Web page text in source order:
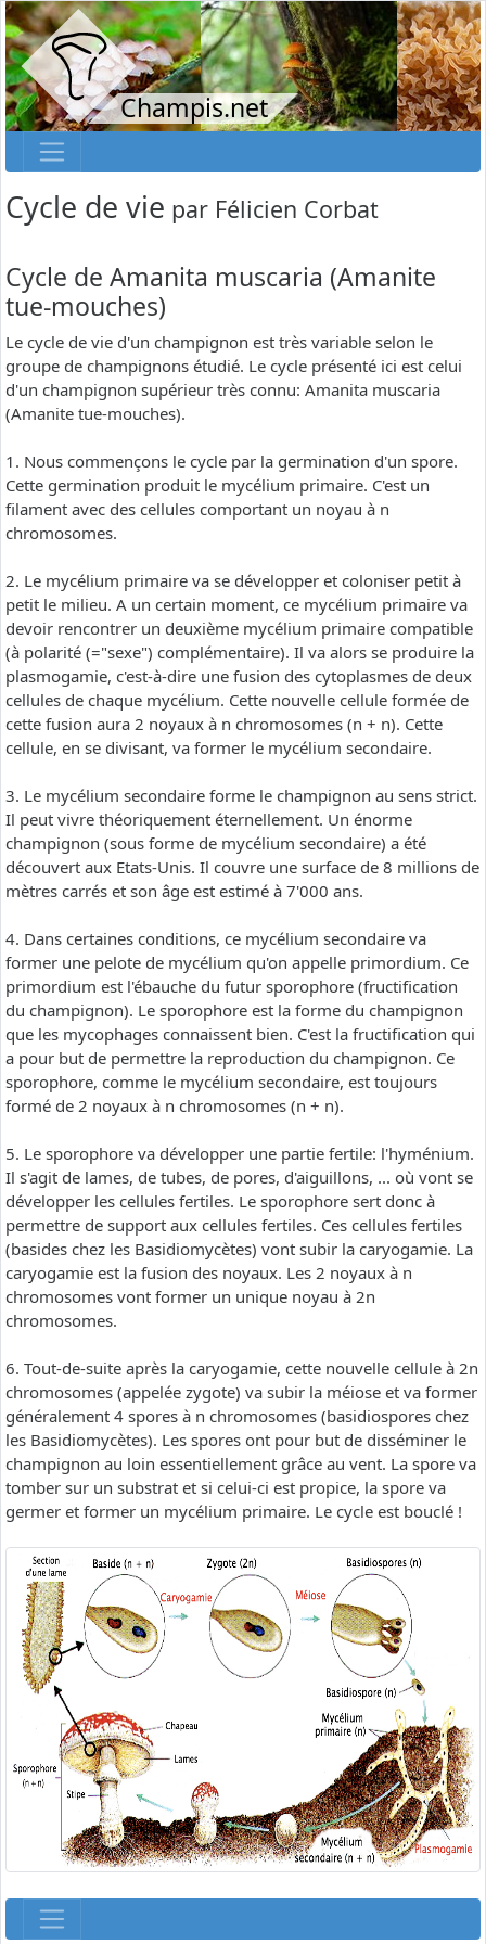
Champis.net
Cycle de vie par Félicien Corbat
Cycle de Amanita muscaria (Amanite
tue-mouches)
Le cycle de vie d'un champignon est très variable selon le
groupe de champignons étudié. Le cycle présenté ici est celui
d'un champignon supérieur très connu: Amanita muscaria
(Amanite tue-mouches).
1. Nous commençons le cycle par la germination d'un spore.
Cette germination produit le mycélium primaire. C'est un
filament avec des cellules comportant un noyau à n
chromosomes.
2. Le mycélium primaire va se développer et coloniser petit à
petit le milieu. A un certain moment, ce mycélium primaire va
devoir rencontrer un deuxième mycélium primaire compatible
(à polarité (="sexe") complémentaire). Il va alors se produire la
plasmogamie, c'est-à-dire une fusion des cytoplasmes de deux
cellules de chaque mycélium. Cette nouvelle cellule formée de
cette fusion aura 2 noyaux à n chromosomes (n + n). Cette
cellule, en se divisant, va former le mycélium secondaire.
3. Le mycélium secondaire forme le champignon au sens strict.
Il peut vivre théoriquement éternellement. Un énorme
champignon (sous forme de mycélium secondaire) a été
découvert aux Etats-Unis. Il couvre une surface de 8 millions de
mètres carrés et son âge est estimé à 7'000 ans.
4. Dans certaines conditions, ce mycélium secondaire va
former une pelote de mycélium qu'on appelle primordium. Ce
primordium est l'ébauche du futur sporophore (fructification
du champignon). Le sporophore est la forme du champignon
que les mycophages connaissent bien. C'est la fructification qui
a pour but de permettre la reproduction du champignon. Ce
sporophore, comme le mycélium secondaire, est toujours
formé de 2 noyaux à n chromosomes (n + n).
5. Le sporophore va développer une partie fertile: l'hyménium.
Il s'agit de lames, de tubes, de pores, d'aiguillons, ... où vont se
développer les cellules fertiles. Le sporophore sert donc à
permettre de support aux cellules fertiles. Ces cellules fertiles
(basides chez les Basidiomycètes) vont subir la caryogamie. La
caryogamie est la fusion des noyaux. Les 2 noyaux à n
chromosomes vont former un unique noyau à 2n
chromosomes.
6. Tout-de-suite après la caryogamie, cette nouvelle cellule à 2n
chromosomes (appelée zygote) va subir la méiose et va former
généralement 4 spores à n chromosomes (basidiospores chez
les Basidiomycètes). Les spores ont pour but de disséminer le
champignon au loin essentiellement grâce au vent. La spore va
tomber sur un substrat et si celui-ci est propice, la spore va
germer et former un mycélium primaire. Le cycle est bouclé !